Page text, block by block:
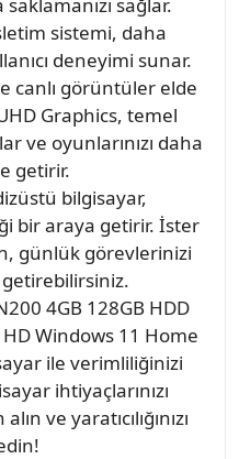
sistemi, daha
deneyimi sunar.
canlı görüntüler elde
Graphics, temel
ve oyunlarınızı daha
getirir.
bilgisayar,
bir araya getirir. İster
günlük görevlerinizi
4GB 128GB HDD
Windows 11 Home
ile verimliliğinizi
ihtiyaçlarınızı
ve yaratıcılığınızı